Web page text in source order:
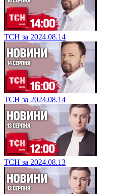
ТСН за 2024.08.14
ТСН за 2024.08.14
ТСН за 2024.08.13